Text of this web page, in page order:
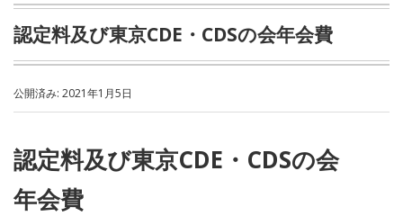
認定料及び東京CDE・CDSの会年会費
公開済み: 2021年1月5日
認定料及び東京CDE・CDSの会
年会費